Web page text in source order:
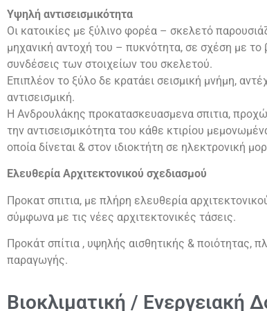
Υψηλή αντισεισμικότητα
Οι κατοικίες με ξύλινο φορέα – σκελετό
μηχανική αντοχή του – πυκνότητα, σε σχέση με το
συνδέσεις των στοιχείων του σκελετού.
Επιπλέον το ξύλο δε κρατάει σεισμική μνήμη,
αντισεισμική.
Η Ανδρουλάκης προκατασκευασμενα σπιτια,
την αντισεισμικότητα του κάθε κτιρίου
οποία δίνεται & στον ιδιοκτήτη σε ηλεκτρονική
Ελευθερία Αρχιτεκτονικού σχεδιασμού
Προκατ σπιτια, με πλήρη ελευθερία
σύμφωνα με τις νέες αρχιτεκτονικές τάσεις.
Προκάτ σπίτια , υψηλής αισθητικής & ποιότητας,
παραγωγής.
Βιοκλιματική / Ενεργειακή